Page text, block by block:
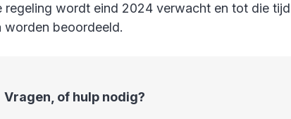
regeling wordt eind 2024 verwacht en tot die
worden beoordeeld.
Vragen, of hulp nodig?